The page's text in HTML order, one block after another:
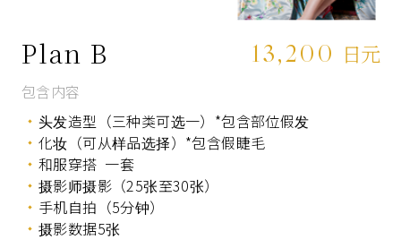
Plan B 13,200 日元
包含内容
头发造型（三种类可选一）*包含部位假发
化妆（可从样品选择）*包含假睫毛
和服穿搭 一套
摄影师摄影（25张至30张）
手机自拍（5分钟）
摄影数据5张